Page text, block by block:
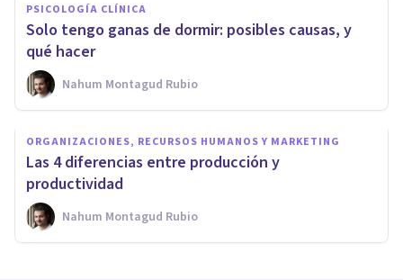
PSICOLOGÍA CLÍNICA
Solo tengo ganas de dormir: posibles causas, y
qué hacer
Nahum Montagud Rubio
ORGANIZACIONES, RECURSOS HUMANOS Y MARKETING
Las 4 diferencias entre producción y
productividad
Nahum Montagud Rubio